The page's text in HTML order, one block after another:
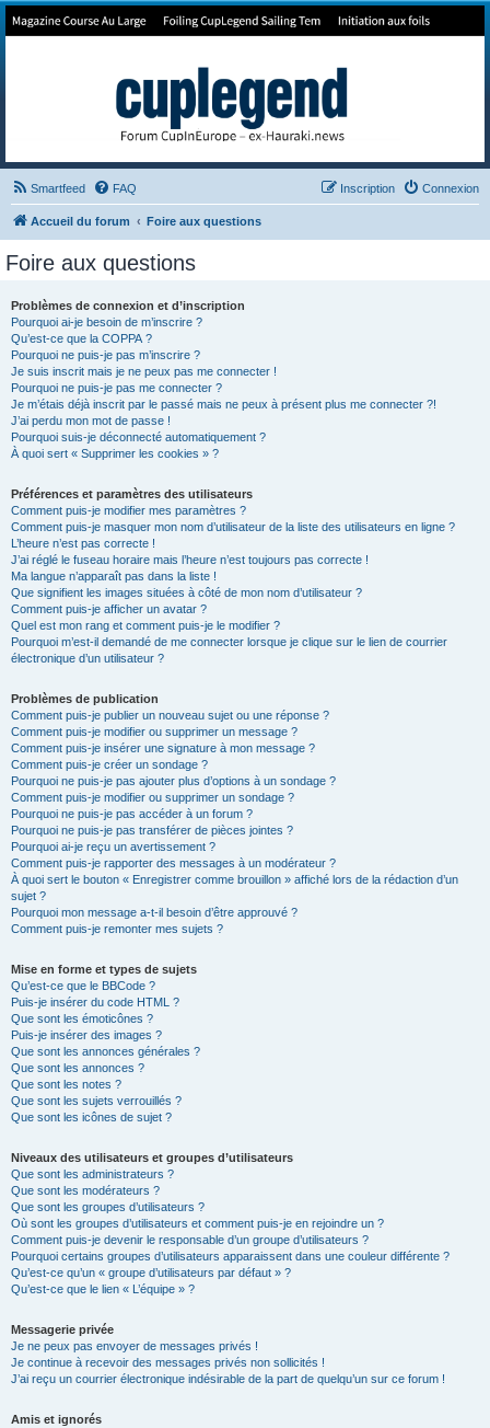
Forum de Cup In Europe
Smartfeed FAQ Connexion
Inscription
Accueil du forum Foire aux questions
Foire aux questions
Problèmes de connexion et d’inscription
Pourquoi ai-je besoin de m’inscrire ?
Qu’est-ce que la COPPA ?
Pourquoi ne puis-je pas m’inscrire ?
Je suis inscrit mais je ne peux pas me connecter !
Pourquoi ne puis-je pas me connecter ?
Je m’étais déjà inscrit par le passé mais ne peux à présent plus me connecter ?!
J’ai perdu mon mot de passe !
Pourquoi suis-je déconnecté automatiquement ?
À quoi sert « Supprimer les cookies » ?
Préférences et paramètres des utilisateurs
Comment puis-je modifier mes paramètres ?
Comment puis-je masquer mon nom d’utilisateur de la liste des utilisateurs en ligne ?
L’heure n’est pas correcte !
J’ai réglé le fuseau horaire mais l’heure n’est toujours pas correcte !
Ma langue n’apparaît pas dans la liste !
Que signifient les images situées à côté de mon nom d’utilisateur ?
Comment puis-je afficher un avatar ?
Quel est mon rang et comment puis-je le modifier ?
Pourquoi m’est-il demandé de me connecter lorsque je clique sur le lien de courrier
électronique d’un utilisateur ?
Problèmes de publication
Comment puis-je publier un nouveau sujet ou une réponse ?
Comment puis-je modifier ou supprimer un message ?
Comment puis-je insérer une signature à mon message ?
Comment puis-je créer un sondage ?
Pourquoi ne puis-je pas ajouter plus d’options à un sondage ?
Comment puis-je modifier ou supprimer un sondage ?
Pourquoi ne puis-je pas accéder à un forum ?
Pourquoi ne puis-je pas transférer de pièces jointes ?
Pourquoi ai-je reçu un avertissement ?
Comment puis-je rapporter des messages à un modérateur ?
À quoi sert le bouton « Enregistrer comme brouillon » affiché lors de la rédaction d’un
sujet ?
Pourquoi mon message a-t-il besoin d’être approuvé ?
Comment puis-je remonter mes sujets ?
Mise en forme et types de sujets
Qu’est-ce que le BBCode ?
Puis-je insérer du code HTML ?
Que sont les émoticônes ?
Puis-je insérer des images ?
Que sont les annonces générales ?
Que sont les annonces ?
Que sont les notes ?
Que sont les sujets verrouillés ?
Que sont les icônes de sujet ?
Niveaux des utilisateurs et groupes d’utilisateurs
Que sont les administrateurs ?
Que sont les modérateurs ?
Que sont les groupes d’utilisateurs ?
Où sont les groupes d’utilisateurs et comment puis-je en rejoindre un ?
Comment puis-je devenir le responsable d’un groupe d’utilisateurs ?
Pourquoi certains groupes d’utilisateurs apparaissent dans une couleur différente ?
Qu’est-ce qu’un « groupe d’utilisateurs par défaut » ?
Qu’est-ce que le lien « L’équipe » ?
Messagerie privée
Je ne peux pas envoyer de messages privés !
Je continue à recevoir des messages privés non sollicités !
J’ai reçu un courrier électronique indésirable de la part de quelqu’un sur ce forum !
Amis et ignorés